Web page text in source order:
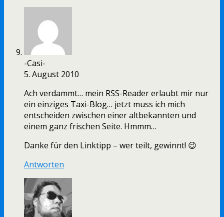
-Casi-
5. August 2010
Ach verdammt… mein RSS-Reader erlaubt mir nur
ein einziges Taxi-Blog… jetzt muss ich mich
entscheiden zwischen einer altbekannten und
einem ganz frischen Seite. Hmmm…
Danke für den Linktipp – wer teilt, gewinnt! 😉
Antworten